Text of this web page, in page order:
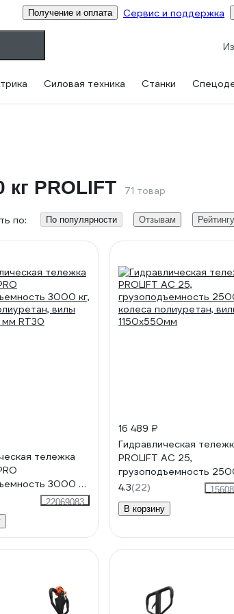
Получение и оплата Сервис и поддержка
Силовая техника Станки
PROLIFT 71 товар
по: По популярности Отзывам Рейтингу
тележка
3000 кг,
вилы
RT30
22069083
16 489 ₽
Гидравлическая
PROLIFT AC 25,
грузоподъемность
колеса полиуретан,
1150x550мм
4.3(22)
В корзину